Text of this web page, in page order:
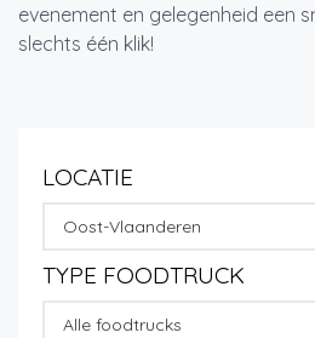
evenement en gelegenheid een
slechts één klik!
LOCATIE
Oost-Vlaanderen
TYPE FOODTRUCK
Alle foodtrucks